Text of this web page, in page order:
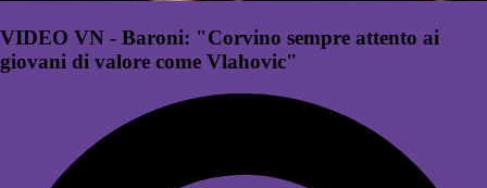
VIDEO VN - Baroni: "Corvino sempre attento ai
giovani di valore come Vlahovic"